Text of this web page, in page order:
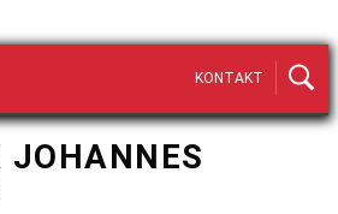
KONTAKT
JOHANNES